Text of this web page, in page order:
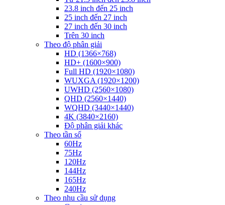
23.8 inch đến 25 inch
25 inch đến 27 inch
27 inch đến 30 inch
Trên 30 inch
Theo độ phân giải
HD (1366×768)
HD+ (1600×900)
Full HD (1920×1080)
WUXGA (1920×1200)
UWHD (2560×1080)
QHD (2560×1440)
WQHD (3440×1440)
4K (3840×2160)
Độ phân giải khác
Theo tần số
60Hz
75Hz
120Hz
144Hz
165Hz
240Hz
Theo nhu cầu sử dụng